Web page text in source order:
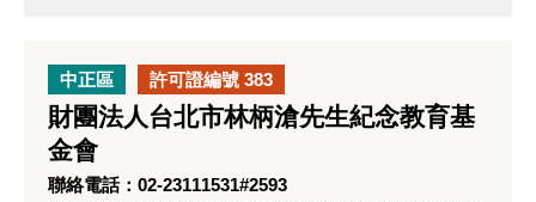
中正區 許可證編號 383
財團法人台北市林柄滄先生紀念教育基
金會
聯絡電話：02-23111531#2593